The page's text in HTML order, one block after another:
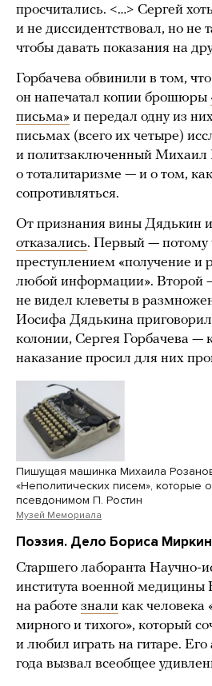
просчитались. <…> Сергей хоть
и не диссидентствовал, но не
чтобы давать показания на
Горбачева обвинили в том,
он напечатал копии брошюры
письма» и передал одну из
письмах (всего их четыре)
и политзаключенный Михаил
о тоталитаризме — и о том,
сопротивляться.
От признания вины Дядькин
отказались. Первый — потому
преступлением «получение и
любой информации». Второй
не видел клеветы в
Иосифа Дядькина
колонии, Сергея Горбачева —
наказание просил для них
Пишущая машинка Михаила
«Неполитических писем», которые
псевдонимом П. Ростин
Музей Мемориала
Поэзия. Дело Бориса
Старшего лаборанта Научно-
института военной
на работе знали как человека
мирного и тихого», который
и любил играть на гитаре. Его
года вызвал всеобщее